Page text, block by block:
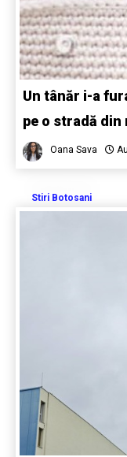
Un tânăr i-a
pe o stradă din
Oana Sava
Stiri Botosani